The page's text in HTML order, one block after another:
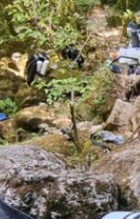
2022